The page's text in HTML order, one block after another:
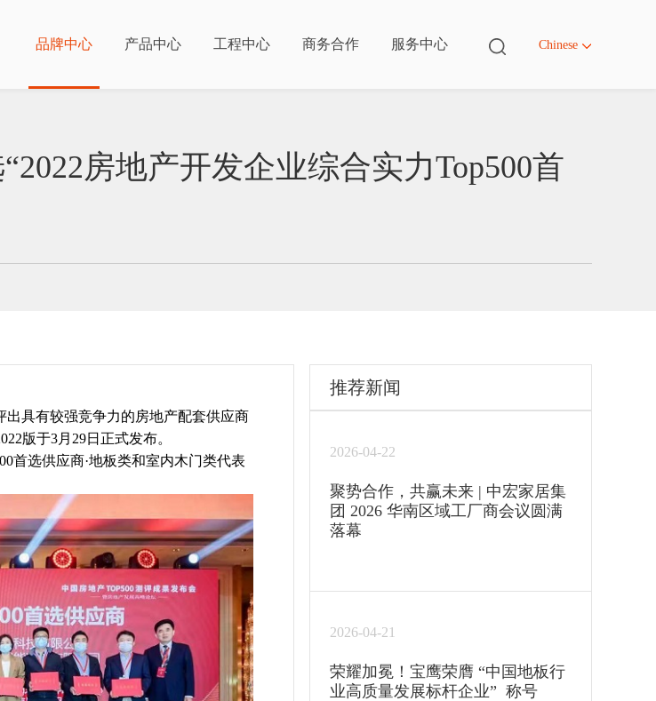
品牌中心
Brand Center
产品中心 工程中心
Brand Center
商务合作
Brand Center
服务中心
Brand Center
Chinese
房地产开发企业综合实力Top500首
具有较强竞争力的房地产配套供应商
版于3月29日正式发布。
首选供应商·地板类和室内木门类代表
推荐新闻
2026-04-22
聚势合作，共赢未来 | 中宏家居集
团 2026 华南区域工厂商会议圆满
落幕
2026-04-21
荣耀加冕！宝鹰荣膺 “中国地板行
业高质量发展标杆企业” 称号